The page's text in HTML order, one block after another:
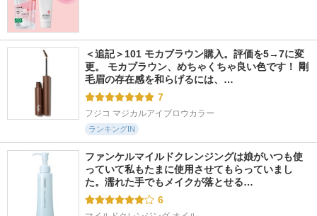
＜追記＞101 モカブラウン購入。評価を5→7に変
更。 モカブラウン、めちゃくちゃ良い色です！ 剛
毛眉の存在感を和らげるには、…
7
フジコ マジカルアイブロウカラー
ランキングIN
ファンケルマイルドクレンジングは娘がいつも使
っていて私もたまに使用させてもらっていまし
た。濡れた手でもメイクが落とせる…
6